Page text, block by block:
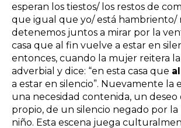
esperan los tiestos/ los restos de
que igual que yo/ está hambriento/
detenemos juntos a mirar por la
casa que al fin vuelve a estar en
entonces, cuando la mujer reitera
adverbial y dice: “en esta casa que
a estar en silencio”. Nuevamente la
una necesidad contenida, un deseo
propio, de un silencio negado por la
niño. Esta escena juega